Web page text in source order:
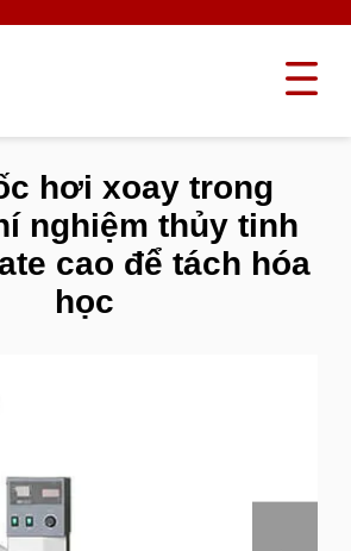
hơi xoay trong
nghiệm thủy tinh
cao để tách hóa
học